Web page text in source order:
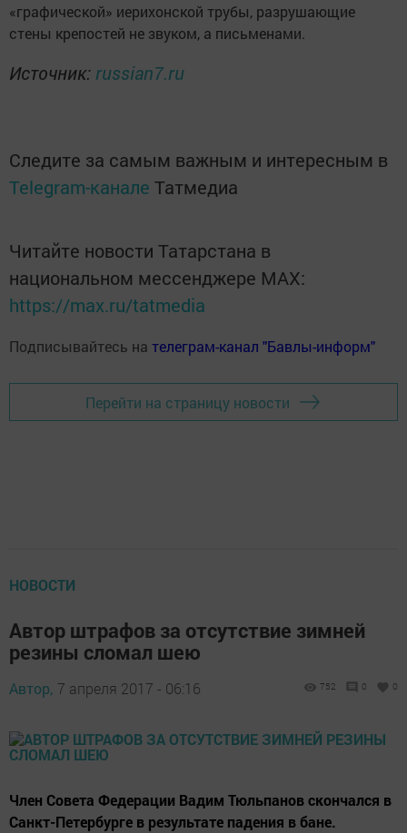
«графической» иерихонской трубы, разрушающие
стены крепостей не звуком, а письменами.
Источник: russian7.ru
Следите за самым важным и интересным в
Telegram-канале Татмедиа
Читайте новости Татарстана в
национальном мессенджере MАХ:
https://max.ru/tatmedia
Подписывайтесь на телеграм-канал "Бавлы-информ"
Перейти на страницу новости
НОВОСТИ
Автор штрафов за отсутствие зимней
резины сломал шею
Автор, 7 апреля 2017 - 06:16 752 0 0
Член Совета Федерации Вадим Тюльпанов скончался в
Санкт-Петербурге в результате падения в бане.